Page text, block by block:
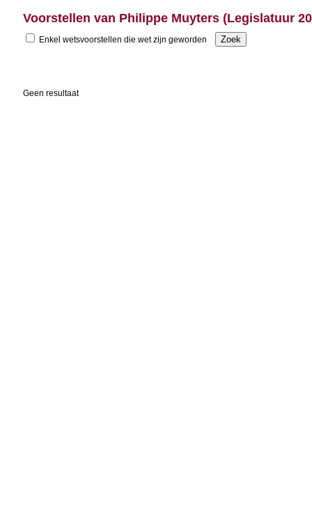
Voorstellen van Philippe Muyters (Legislatuur
Enkel wetsvoorstellen die wet zijn geworden
Geen resultaat